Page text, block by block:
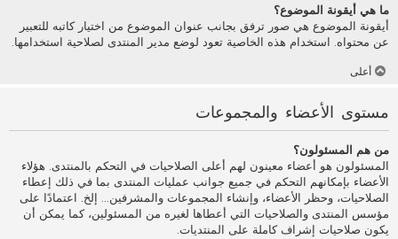
ما هي أيقونة الموضوع؟
أيقونة الموضوع هي صور ترفق بجانب عنوان الموضوع من اختيار كاتبه للتعبير
عن محتواه. استخدام هذه الخاصية تعود لوضع مدير المنتدى لصلاحية استخدامها.
أعلى
مستوى الأعضاء والمجموعات
من هم المسئولون؟
المسئولون هو أعضاء معينون لهم أعلى الصلاحيات في التحكم بالمنتدى. هؤلاء
الأعضاء بإمكانهم التحكم في جميع جوانب عمليات المنتدى بما في ذلك إعطاء
الصلاحيات، وحظر الأعضاء، وإنشاء المجموعات والمشرفين... إلخ. اعتمادًا على
مؤسس المنتدى والصلاحيات التي أعطاها لغيره من المسئولين، كما يمكن أن
يكون صلاحيات إشراف كاملة على المنتديات.